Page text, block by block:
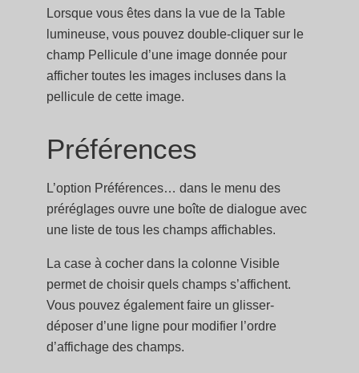
Lorsque vous êtes dans la vue de la Table
lumineuse, vous pouvez double-cliquer sur le
champ Pellicule d’une image donnée pour
afficher toutes les images incluses dans la
pellicule de cette image.
Préférences
L’option Préférences… dans le menu des
préréglages ouvre une boîte de dialogue avec
une liste de tous les champs affichables.
La case à cocher dans la colonne Visible
permet de choisir quels champs s’affichent.
Vous pouvez également faire un glisser-
déposer d’une ligne pour modifier l’ordre
d’affichage des champs.